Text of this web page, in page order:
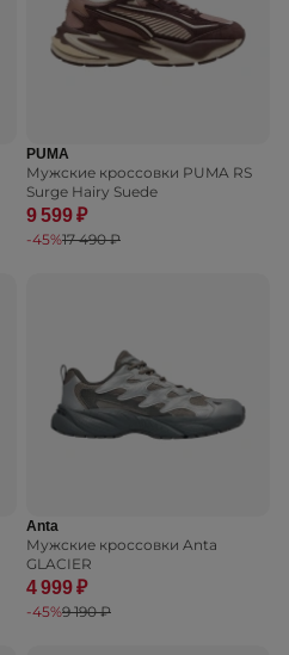
PUMA
Мужские кроссовки PUMA RS
Surge Hairy Suede
9 599 ₽
-45%17 490 ₽
Anta
Мужские кроссовки Anta
GLACIER
4 999 ₽
-45%9 190 ₽